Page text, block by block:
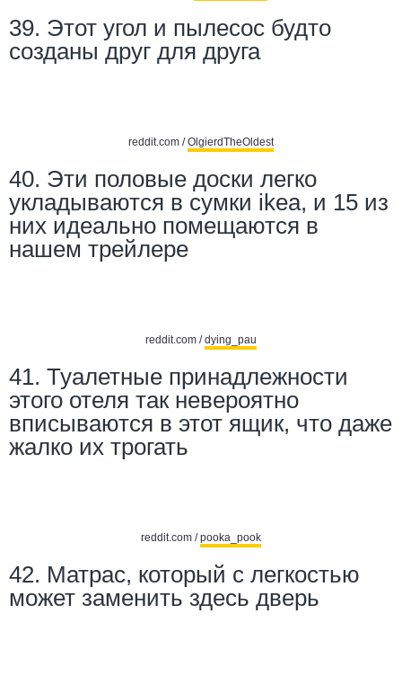
39. Этот угол и пылесос будто
созданы друг для друга
reddit.com /OlgierdTheOldest
40. Эти половые доски легко
укладываются в сумки ikea, и 15 из
них идеально помещаются в
нашем трейлере
reddit.com /dying_pau
41. Туалетные принадлежности
этого отеля так невероятно
вписываются в этот ящик, что даже
жалко их трогать
reddit.com /pooka_pook
42. Матрас, который с легкостью
может заменить здесь дверь